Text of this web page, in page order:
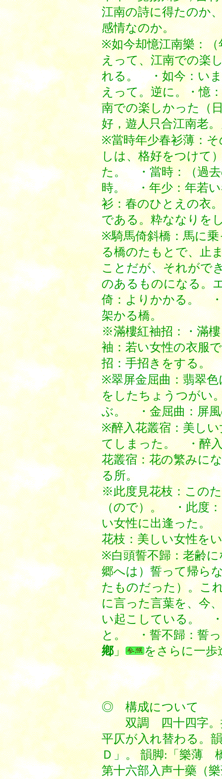
江南の詩に得たのか
感情なのか。
※如今却憶江南樂：
えって、江南での楽
れる。 ・如今：い
えって。逆に。・憶
南での楽しかった（
好，遊人只合江南老
※當時年少春衫薄：
しは、格好をつけて
た。 ・當時：（過
時。 ・年少：年若
衫：春のひとえの衣
である。粋ななりを
※騎馬倚斜橋：馬に
る橋のたもとで、止
ことだが、それがで
のあるものになる。
倚：よりかかる。
架かる橋。
※滿樓紅袖招：・滿
袖：若い女性の衣服
招：手招きをする。
※翠屏金屈曲：翡翠
をしたちょうつがい
ぶ。 ・金屈曲：屏
※醉入花叢宿：美し
てしまった。 ・醉
花叢宿：花の繁みに
る所。
※此度見花枝：この
（ので）。 ・此度
い女性に出逢った
花枝：美しい女性を
※白頭誓不歸：老齢
郷へは）誓って帰ら
たものだった）。こ
に言った言葉を、今
い起こしている。
と。 ・誓不歸：誓
鄕」 をさらに一歩
◎ 構成
双調 四十四字。換
平仄が入れ替わる。
Ｄ」。 韻脚:「樂薄
第十六部入声十藥（